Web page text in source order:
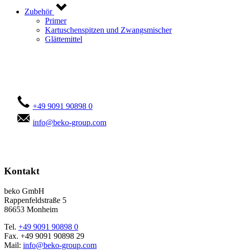
Zubehör
Primer
Kartuschenspitzen und Zwangsmischer
Glättemittel
+49 9091 90898 0
info@beko-group.com
Kontakt
beko GmbH
Rappenfeldstraße 5
86653 Monheim
Tel. +49 9091 90898 0
Fax. +49 9091 90898 29
Mail: info@beko-group.com